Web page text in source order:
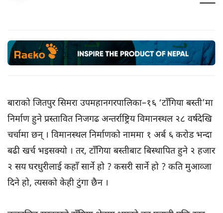
बाराको जितपुर सिमरा उपमहानगरपालिका–१६ ‘टाँगिया बस्ती’मा
निर्माण हुने प्रस्तावित निजगढ अन्तर्राष्ट्रिय विमानस्थल २८ वर्षदेखि
चर्चामा छन् । विमानस्थल निर्माणको नाममा १ अर्ब ६ करोड भन्दा
बढी खर्च भइसक्यो । तर, टाँगिया बस्तीबाट बिस्थापित हुने २ हजार
२ सय घरधुरीलाई कहाँ सार्ने हो ? कसरी सार्ने हो ? कति मुआव्जा
दिने हो, त्यसको केही टुंगा छैन ।